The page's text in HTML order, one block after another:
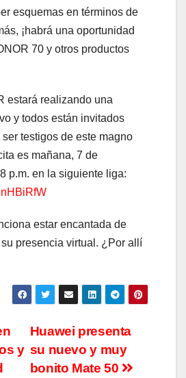
esquemas en términos de
¡habrá una oportunidad
70 y otros productos
estará realizando una
y todos están invitados
testigos de este magno
es mañana, 7 de
p.m. en la siguiente liga:
estar encantada de
presencia virtual. ¿Por allí
Huawei presenta
su nuevo y muy
bonito Mate 50
y